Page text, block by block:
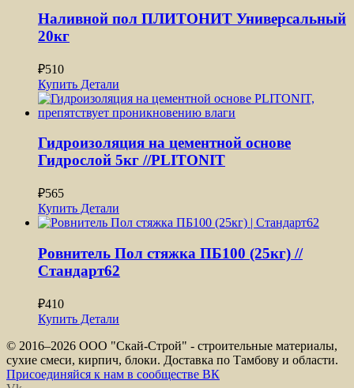
Наливной пол ПЛИТОНИТ Универсальный
20кг
₽510
Купить Детали
Гидроизоляция на цементной основе
Гидрослой 5кг //PLITONIT
₽565
Купить Детали
Ровнитель Пол стяжка ПБ100 (25кг) //
Стандарт62
₽410
Купить Детали
© 2016–2026 ООО "Скай-Строй" - строительные материалы,
сухие смеси, кирпич, блоки. Доставка по Тамбову и области.
Присоединяйся к нам в сообществе ВК